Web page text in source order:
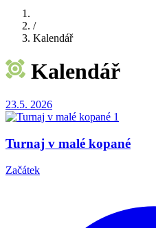
/
Kalendář
Kalendář
23.5. 2026
Turnaj v malé kopané
Začátek